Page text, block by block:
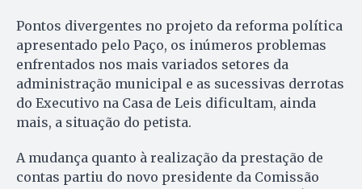
Pontos divergentes no projeto da reforma política
apresentado pelo Paço, os inúmeros problemas
enfrentados nos mais variados setores da
administração municipal e as sucessivas derrotas
do Executivo na Casa de Leis dificultam, ainda
mais, a situação do petista.
A mudança quanto à realização da prestação de
contas partiu do novo presidente da Comissão